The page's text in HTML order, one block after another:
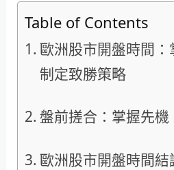
Table of Contents
歐洲股市開盤時間：
制定致勝策略
盤前搓合：掌握先
歐洲股市開盤時間結